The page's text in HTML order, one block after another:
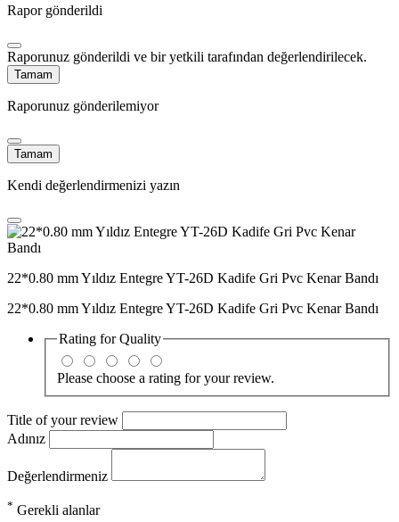
Rapor gönderildi
Raporunuz gönderildi ve bir yetkili tarafından değerlendirilecek.
Tamam
Raporunuz gönderilemiyor
Tamam
Kendi değerlendirmenizi yazın
22*0.80 mm Yıldız Entegre YT-26D Kadife Gri Pvc Kenar Bandı
22*0.80 mm Yıldız Entegre YT-26D Kadife Gri Pvc Kenar Bandı
Rating forQuality
Please choose a rating for your review.
Title of your review
Adınız
Değerlendirmeniz
* Gerekli alanlar